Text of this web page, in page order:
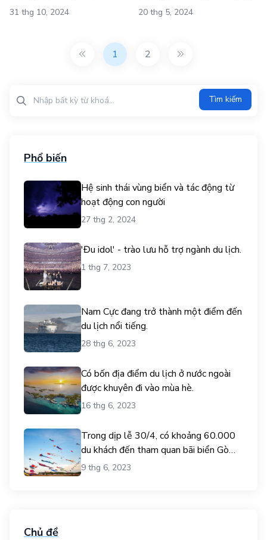
31 thg 10, 2024 20 thg 5, 2024
1 2
Tìm kiếm
Phổ biến
Hệ sinh thái vùng biển và tác động từ
hoạt động con người
27 thg 2, 2024
'Đu idol' - trào lưu hỗ trợ ngành du lịch.
1 thg 7, 2023
Nam Cực đang trở thành một điểm đến
du lịch nổi tiếng.
28 thg 6, 2023
Có bốn địa điểm du lịch ở nước ngoài
được khuyên đi vào mùa hè.
16 thg 6, 2023
Trong dịp lễ 30/4, có khoảng 60.000
du khách đến tham quan bãi biển Gò
Công.
9 thg 6, 2023
Chủ đề